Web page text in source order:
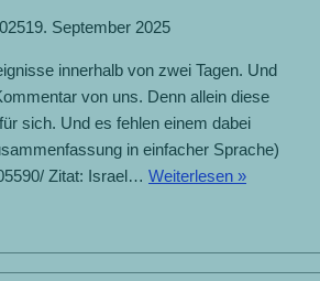
19. September 2025
innerhalb von zwei Tagen. Und
von uns. Denn allein diese
sich. Und es fehlen einem dabei
in einfacher Sprache)
Zitat: Israel… Weiterlesen »